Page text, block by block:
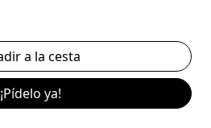
¡Pídelo ya!